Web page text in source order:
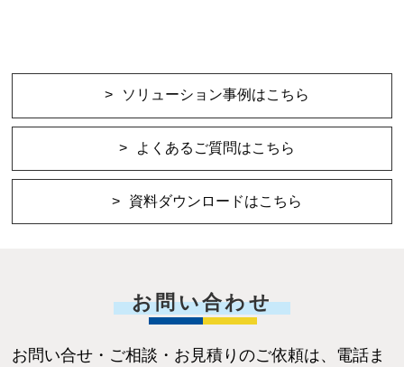
ソリューション事例はこちら
よくあるご質問はこちら
資料ダウンロードはこちら
お問い合わせ
お問い合せ・ご相談・お見積りのご依頼は、電話ま